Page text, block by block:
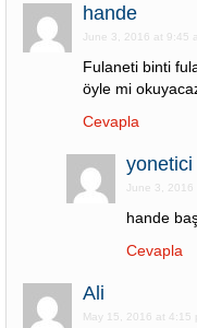
hande
June 3, 2016 at 9:45
Fulaneti binti
öyle mi
Cevapla
yonetici
June 3, 2016
hande
Cevapla
Ali
May 15, 2016 at 4:15